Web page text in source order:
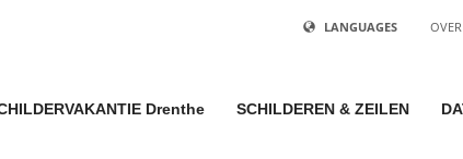
LANGUAGES
Drenthe SCHILDEREN & ZEILEN